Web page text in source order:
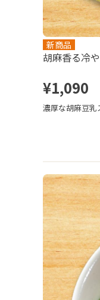
新商品
胡麻香る冷
¥1,090
濃厚な胡麻豆乳